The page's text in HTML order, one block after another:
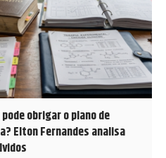
obrigar o plano de
Elton Fernandes analisa